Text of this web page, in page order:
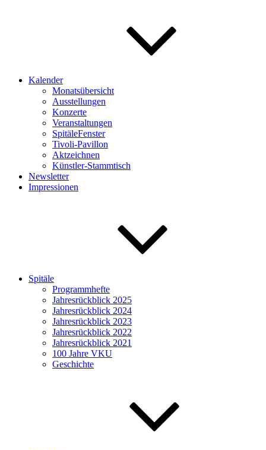
Kalender
Monatsübersicht
Ausstellungen
Konzerte
Veranstaltungen
SpitäleFenster
Tivoli-Pavillon
Aktzeichnen
Künstler-Stammtisch
Newsletter
Impressionen
Spitäle
Programmhefte
Jahresrückblick 2025
Jahresrückblick 2024
Jahresrückblick 2023
Jahresrückblick 2022
Jahresrückblick 2021
100 Jahre VKU
Geschichte